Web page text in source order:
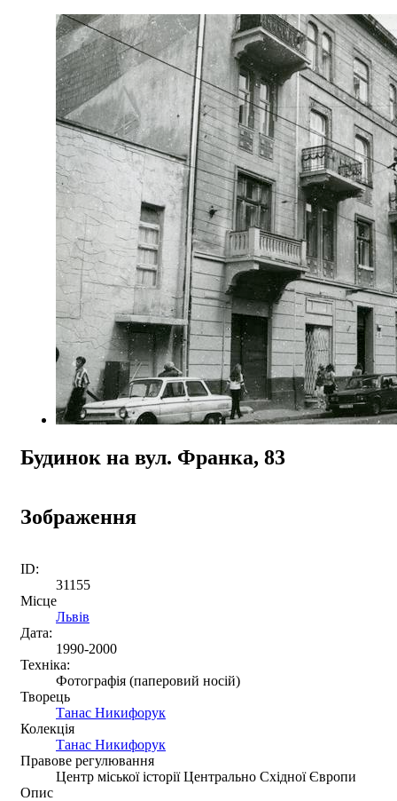
Будинок на вул. Франка, 83
Зображення
ID:
31155
Місце
Львів
Дата:
1990-2000
Техніка:
Фотографія (паперовий носій)
Творець
Танас Никифорук
Колекція
Танас Никифорук
Правове регулювання
Центр міської історії Центрально Східної Європи
Опис